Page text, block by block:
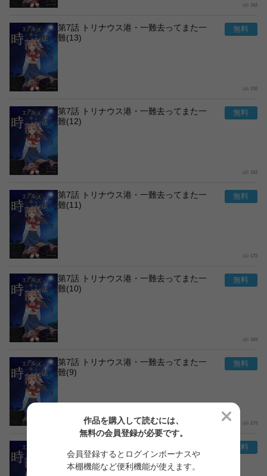
作品を購入して読むには、
無料の会員登録が必要です。
会員登録するとログインボーナスや
本棚機能など便利機能が使えます。
162
第7話 トリナウス港・一難去ってまた一
難(13)
192
第7話 トリナウス港・一難去ってまた一
難(12)
162
第7話 トリナウス港・一難去ってまた一
難(11)
173
第7話 トリナウス港・一難去ってまた一
難(10)
169
第7話 トリナウス港・一難去ってまた一
難(9)
173
難(8)